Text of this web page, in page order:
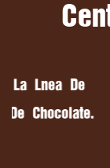
Exquisita
De
2024-09-